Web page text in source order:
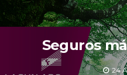
Seguros
24